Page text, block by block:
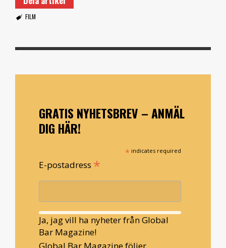
FILM
GRATIS NYHETSBREV – ANMÄL
DIG HÄR!
* indicates required
E-postadress *
Ja, jag vill ha nyheter från Global
Bar Magazine!